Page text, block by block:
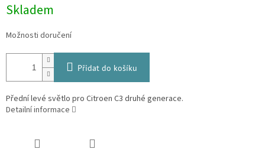
cena:
Skladem
Možnosti doručení
Přidat do košíku
Přední levé světlo pro Citroen C3 druhé generace.
Detailní informace